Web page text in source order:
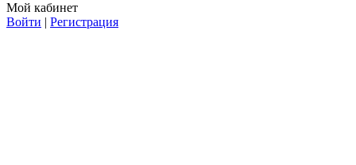
Мой кабинет
Войти | Регистрация